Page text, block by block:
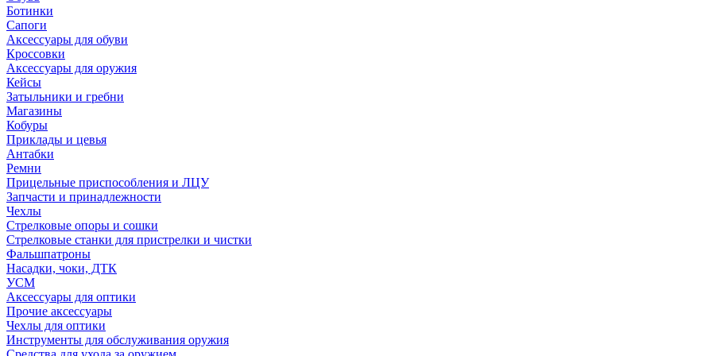
Ботинки
Сапоги
Аксессуары для обуви
Кроссовки
Аксессуары для оружия
Кейсы
Затыльники и гребни
Магазины
Кобуры
Приклады и цевья
Антабки
Ремни
Прицельные приспособления и ЛЦУ
Запчасти и принадлежности
Чехлы
Стрелковые опоры и сошки
Стрелковые станки для пристрелки и чистки
Фальшпатроны
Насадки, чоки, ДТК
УСМ
Аксессуары для оптики
Прочие аксессуары
Чехлы для оптики
Инструменты для обслуживания оружия